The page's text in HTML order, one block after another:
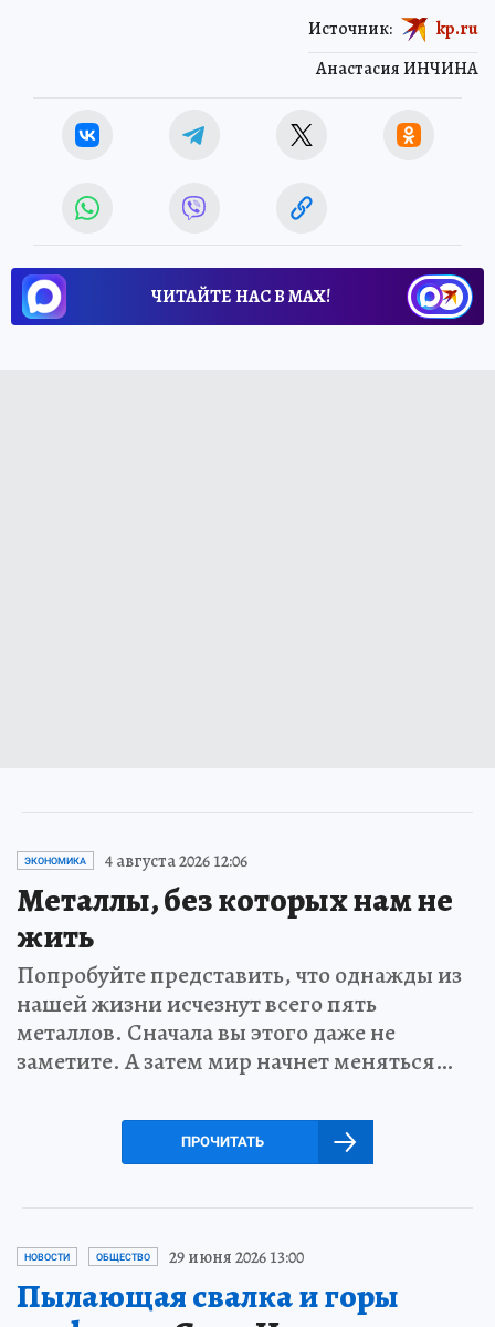
Анастасия ИНЧИНА
Источник: kp.ru
ЧИТАЙТЕ НАС В МАХ!
ЭКОНОМИКА 4 августа 2026 12:06
Металлы, без которых нам не
жить
Попробуйте представить, что однажды из
нашей жизни исчезнут всего пять
металлов. Сначала вы этого даже не
заметите. А затем мир начнет меняться…
ПРОЧИТАТЬ
НОВОСТИ ОБЩЕСТВО 29 июня 2026 13:00
Пылающая свалка и горы